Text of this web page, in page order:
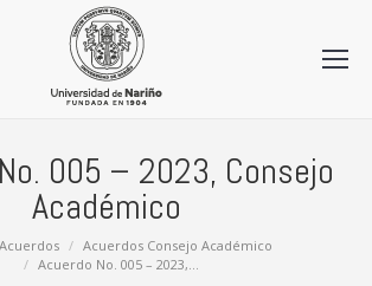
005 – 2023, Consejo
Académico
Acuerdos
Acuerdos Consejo Académico
Acuerdo No. 005 – 2023,…